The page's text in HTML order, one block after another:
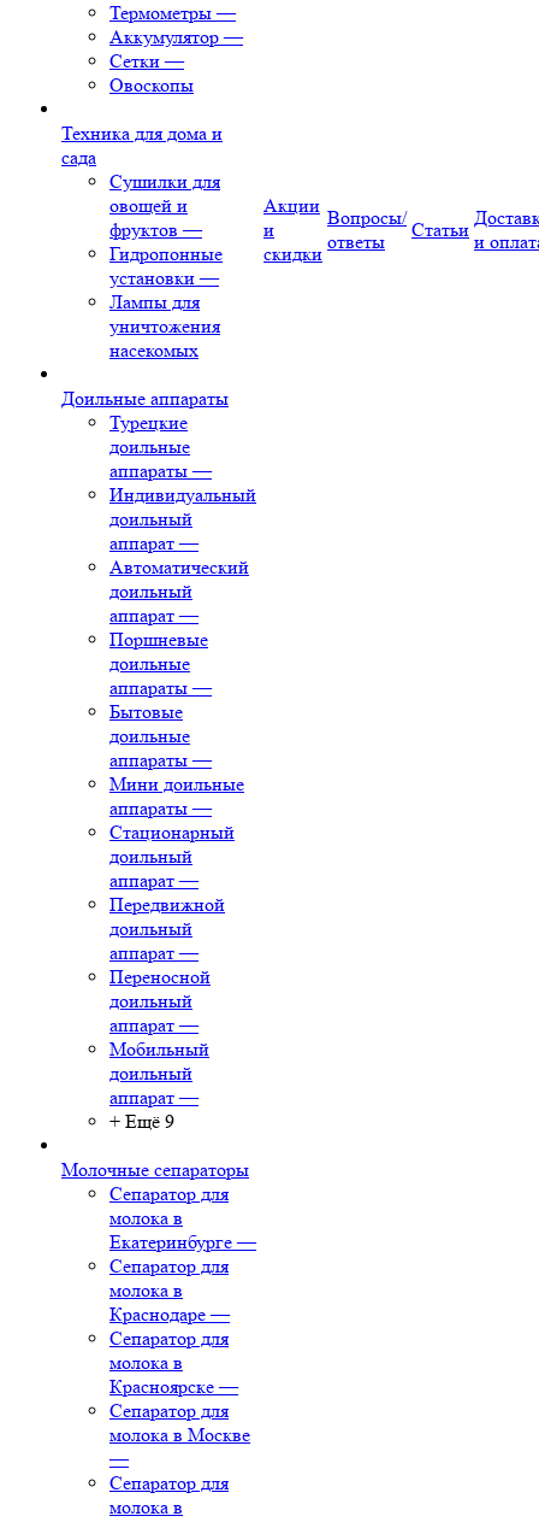
Термометры —
Аккумулятор —
Сетки —
Овоскопы
Техника для дома и
сада
Сушилки для
овощей и
фруктов —
Гидропонные
установки —
Лампы для
уничтожения
насекомых
Доильные аппараты
Турецкие
доильные
аппараты —
Индивидуальный
доильный
аппарат —
Автоматический
доильный
аппарат —
Поршневые
доильные
аппараты —
Бытовые
доильные
аппараты —
Мини доильные
аппараты —
Стационарный
доильный
аппарат —
Передвижной
доильный
аппарат —
Переносной
доильный
аппарат —
Мобильный
доильный
аппарат —
+ Ещё 9
Молочные сепараторы
Сепаратор для
молока в
Екатеринбурге —
Сепаратор для
молока в
Краснодаре —
Сепаратор для
молока в
Красноярске —
Сепаратор для
молока в Москве
—
Сепаратор для
молока в
Акции
и
скидки
Вопросы/
ответы
Статьи
и